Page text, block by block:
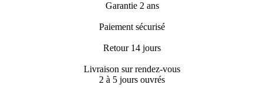
Garantie 2 ans
Paiement sécurisé
Retour 14 jours
Livraison sur rendez-vous
2 à 5 jours ouvrés